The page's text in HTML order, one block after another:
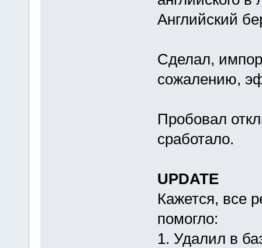
Английский
Сделал,
сожалению,
Пробовал
сработало.
UPDATE
Кажется, все
помогло:
1. Удалил в